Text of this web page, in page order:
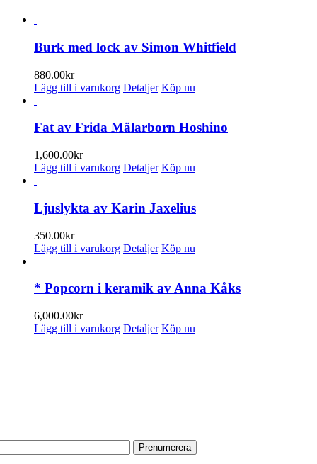
Burk med lock av Simon Whitfield
880.00kr
Lägg till i varukorg Detaljer Köp nu
Fat av Frida Mälarborn Hoshino
1,600.00kr
Lägg till i varukorg Detaljer Köp nu
Ljuslykta av Karin Jaxelius
350.00kr
Lägg till i varukorg Detaljer Köp nu
* Popcorn i keramik av Anna Kåks
6,000.00kr
Lägg till i varukorg Detaljer Köp nu